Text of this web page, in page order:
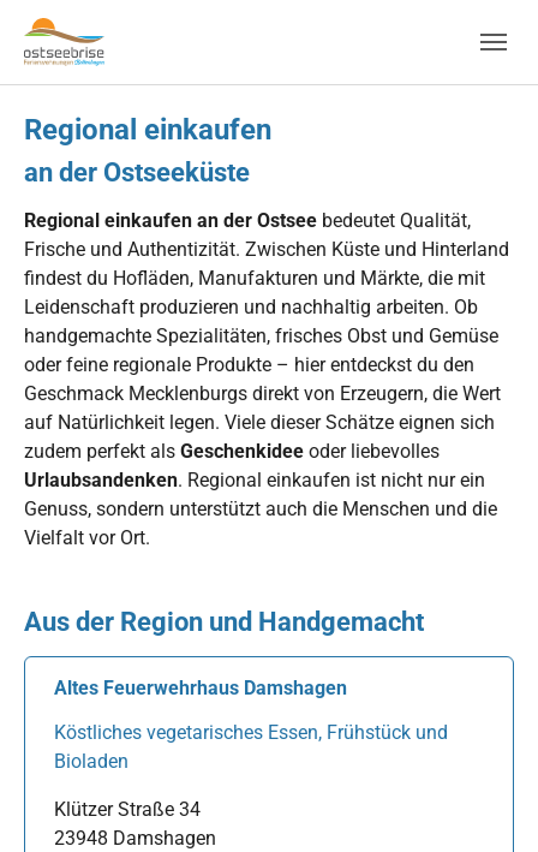
Skip to main navigation
Zum Hauptinhalt springen
Skip to page footer
Regional einkaufen
an der Ostseeküste
Regional einkaufen an der Ostsee bedeutet Qualität,
Frische und Authentizität. Zwischen Küste und Hinterland
findest du Hofläden, Manufakturen und Märkte, die mit
Leidenschaft produzieren und nachhaltig arbeiten. Ob
handgemachte Spezialitäten, frisches Obst und Gemüse
oder feine regionale Produkte – hier entdeckst du den
Geschmack Mecklenburgs direkt von Erzeugern, die Wert
auf Natürlichkeit legen. Viele dieser Schätze eignen sich
zudem perfekt als Geschenkidee oder liebevolles
Urlaubsandenken. Regional einkaufen ist nicht nur ein
Genuss, sondern unterstützt auch die Menschen und die
Vielfalt vor Ort.
Aus der Region und Handgemacht
Altes Feuerwehrhaus Damshagen
Köstliches vegetarisches Essen, Frühstück und
Bioladen
Klützer Straße 34
23948 Damshagen